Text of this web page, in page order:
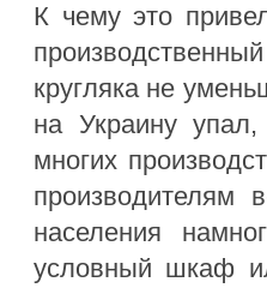
К чему это
кругляка не
на Украину
многих
производителям
населения
условный шкаф